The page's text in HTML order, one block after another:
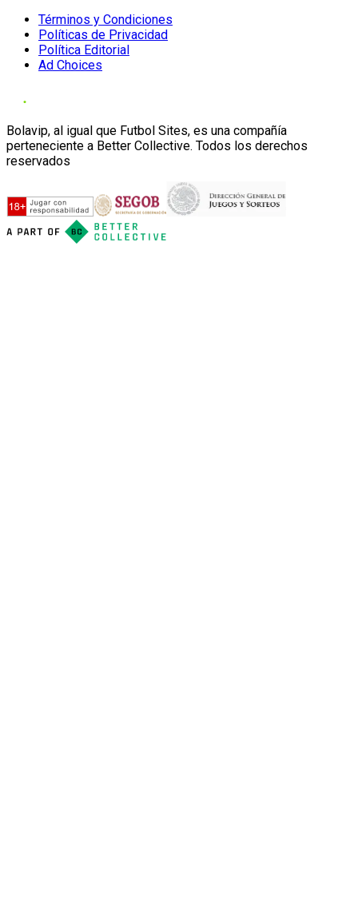
Términos y Condiciones
Políticas de Privacidad
Política Editorial
Ad Choices
Bolavip, al igual que Futbol Sites, es una compañía
perteneciente a Better Collective. Todos los derechos
reservados